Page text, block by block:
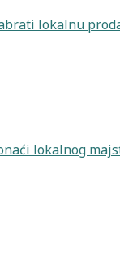
lokalnu
lokalnog